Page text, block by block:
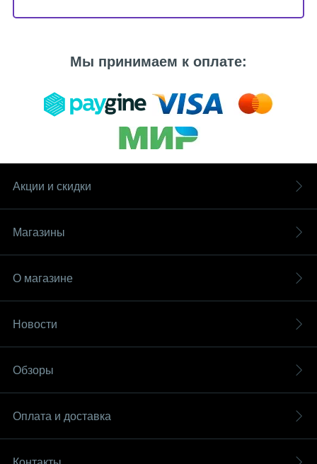
Мы принимаем к оплате:
Акции и скидки
Магазины
О магазине
Новости
Обзоры
Оплата и доставка